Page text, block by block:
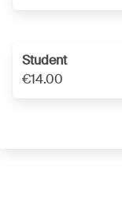
Student
€14.00